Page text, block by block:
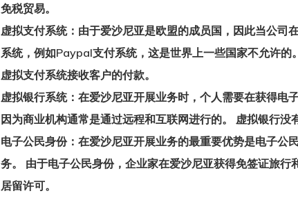
免税贸易。
虚拟支付系统： 由于爱沙尼亚是欧盟的成员国，因此当公司
系统，例如Paypal支付系统，这是世界上一些国家不允许
虚拟支付系统接收客户的付款。
虚拟银行系统： 在爱沙尼亚开展业务时，个人需要在获得电
因为商业机构通常是通过远程和互联网进行的。 虚拟银行没
电子公民身份： 在爱沙尼亚开展业务的最重要优势是电子公
务。 由于电子公民身份，企业家在爱沙尼亚获得免签证旅
居留许可。